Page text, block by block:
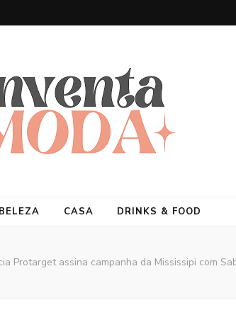
BELEZA CASA DRINKS & FOOD
Protarget assina campanha da Mississipi com